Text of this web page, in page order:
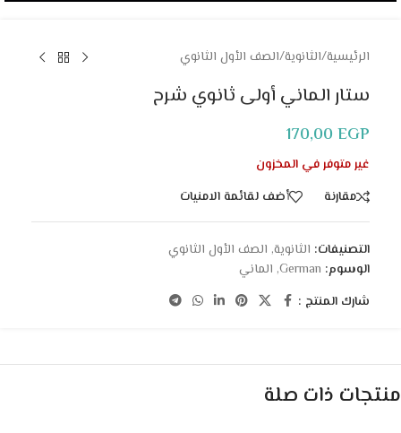
الرئيسية/الثانوية/الصف الأول الثانوي
ستار الماني أولى ثانوي شرح
170,00 EGP
غير متوفر في المخزون
مقارنة
أضف لقائمة الامنيات
التصنيفات: الثانوية, الصف الأول الثانوي
الوسوم: German
, الماني
شارك المنتج :
منتجات ذات صلة